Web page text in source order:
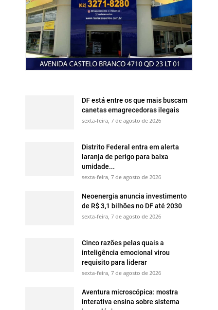
DF está entre os que mais buscam
canetas emagrecedoras ilegais
sexta-feira, 7 de agosto de 2026
Distrito Federal entra em alerta
laranja de perigo para baixa
umidade...
sexta-feira, 7 de agosto de 2026
Neoenergia anuncia investimento
de R$ 3,1 bilhões no DF até 2030
sexta-feira, 7 de agosto de 2026
Cinco razões pelas quais a
inteligência emocional virou
requisito para liderar
sexta-feira, 7 de agosto de 2026
Aventura microscópica: mostra
interativa ensina sobre sistema